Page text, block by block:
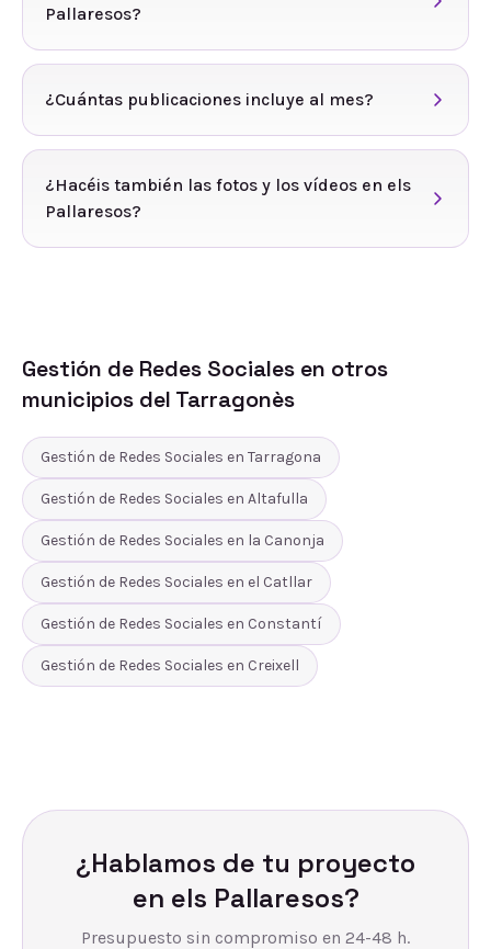
Pallaresos?
¿Cuántas publicaciones incluye al mes?
¿Hacéis también las fotos y los vídeos en els
Pallaresos?
Gestión de Redes Sociales en otros
municipios del Tarragonès
Gestión de Redes Sociales en Tarragona
Gestión de Redes Sociales en Altafulla
Gestión de Redes Sociales en la Canonja
Gestión de Redes Sociales en el Catllar
Gestión de Redes Sociales en Constantí
Gestión de Redes Sociales en Creixell
¿Hablamos de tu proyecto
en els Pallaresos?
Presupuesto sin compromiso en 24-48 h.